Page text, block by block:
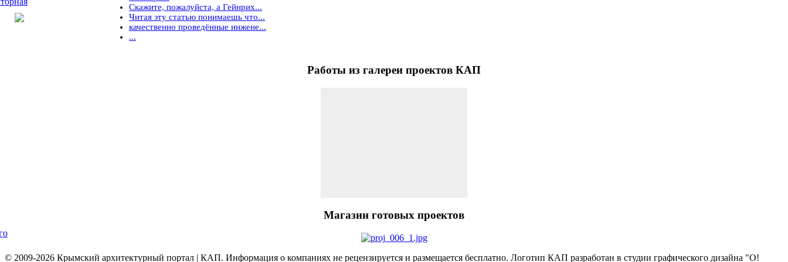
Скажите, пожалуйста, а Гейнрих...
Читая эту статью понимаешь что...
качественно проведённые инжене...
...
Работы из галереи проектов КАП
Магазин готовых проектов
© 2009-2026 Крымский архитектурный портал | КАП. Информация о компаниях не рецензируется и размещается бесплатно. Логотип КАП разработан в студии графического дизайна "О!